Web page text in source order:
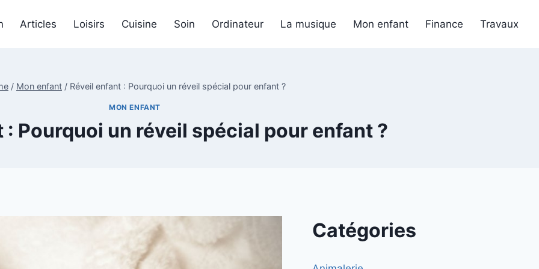
Articles Loisirs Cuisine Soin Ordinateur La musique Mon enfant Finance Travaux
/ Mon enfant / Réveil enfant : Pourquoi un réveil spécial pour enfant ?
MON ENFANT
: Pourquoi un réveil spécial pour enfant ?
Catégories